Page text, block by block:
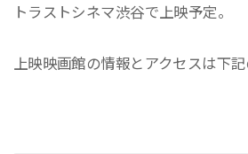
トラストシネマ渋谷で上映予定。
上映映画館の情報とアクセスは下記